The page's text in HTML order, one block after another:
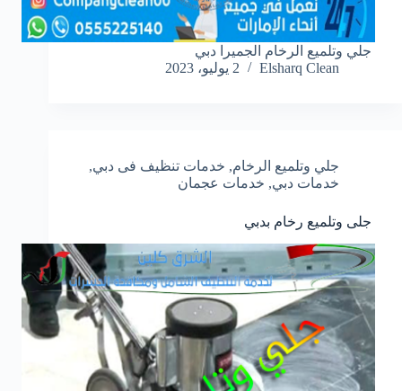
جلي وتلميع الرخام الجميرا دبي
Elsharq Clean
2 يوليو، 2023
جلي وتلميع الرخام, خدمات تنظيف فى دبي,
خدمات دبي, خدمات عجمان
جلى وتلميع رخام بدبي